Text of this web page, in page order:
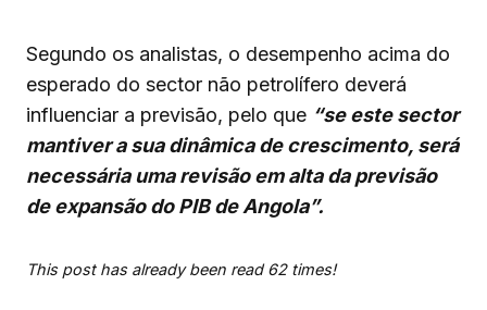
Segundo os analistas, o desempenho acima do
esperado do sector não petrolífero deverá
influenciar a previsão, pelo que “se este sector
mantiver a sua dinâmica de crescimento, será
necessária uma revisão em alta da previsão
de expansão do PIB de Angola”.
This post has already been read 62 times!